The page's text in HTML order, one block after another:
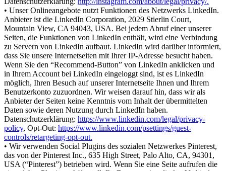
• Unser Onlineangebote nutzt Funktionen des Netzwerks LinkedIn.
Anbieter ist die LinkedIn Corporation, 2029 Stierlin Court,
Mountain View, CA 94043, USA. Bei jedem Abruf einer unserer
Seiten, die Funktionen von LinkedIn enthält, wird eine Verbindung
zu Servern von LinkedIn aufbaut. LinkedIn wird darüber informiert,
dass Sie unsere Internetseiten mit Ihrer IP-Adresse besucht haben.
Wenn Sie den “Recommend-Button” von LinkedIn anklicken und
in Ihrem Account bei LinkedIn eingeloggt sind, ist es LinkedIn
möglich, Ihren Besuch auf unserer Internetseite Ihnen und Ihrem
Benutzerkonto zuzuordnen. Wir weisen darauf hin, dass wir als
Anbieter der Seiten keine Kenntnis vom Inhalt der übermittelten
Daten sowie deren Nutzung durch LinkedIn haben.
Datenschutzerklärung: https://www.linkedin.com/legal/privacy-
policy, Opt-Out: https://www.linkedin.com/psettings/guest-
controls/retargeting-opt-out.
• Wir verwenden Social Plugins des sozialen Netzwerkes Pinterest,
das von der Pinterest Inc., 635 High Street, Palo Alto, CA, 94301,
USA (“Pinterest”) betrieben wird. Wenn Sie eine Seite aufrufen die